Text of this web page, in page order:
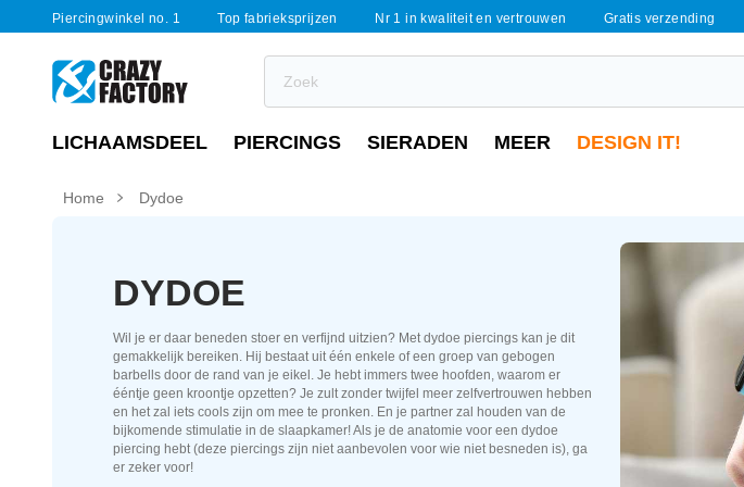
Piercingwinkel no. 1 Top fabrieksprijzen Nr 1 in kwaliteit en vertrouwen Gratis verzending
LICHAAMSDEEL PIERCINGS SIERADEN MEER DESIGN IT!
Home Dydoe
DYDOE
Wil je er daar beneden stoer en verfijnd uitzien? Met dydoe piercings kan je dit
gemakkelijk bereiken. Hij bestaat uit één enkele of een groep van gebogen
barbells door de rand van je eikel. Je hebt immers twee hoofden, waarom er
ééntje geen kroontje opzetten? Je zult zonder twijfel meer zelfvertrouwen hebben
en het zal iets cools zijn om mee te pronken. En je partner zal houden van de
bijkomende stimulatie in de slaapkamer! Als je de anatomie voor een dydoe
piercing hebt (deze piercings zijn niet aanbevolen voor wie niet besneden is), ga
er zeker voor!